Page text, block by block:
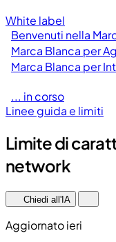
White label
Benvenuti nella
Marca Blanca per
Marca Blanca per
... in corso
Linee guida e limiti
Limite di
network
Chiedi all'IA
Aggiornato ieri